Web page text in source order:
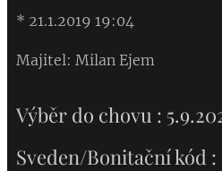
* 21.1.2019 19:04
Majitel: Milan Ejem
Výběr do chovu :
Sveden/Bonitační kód :